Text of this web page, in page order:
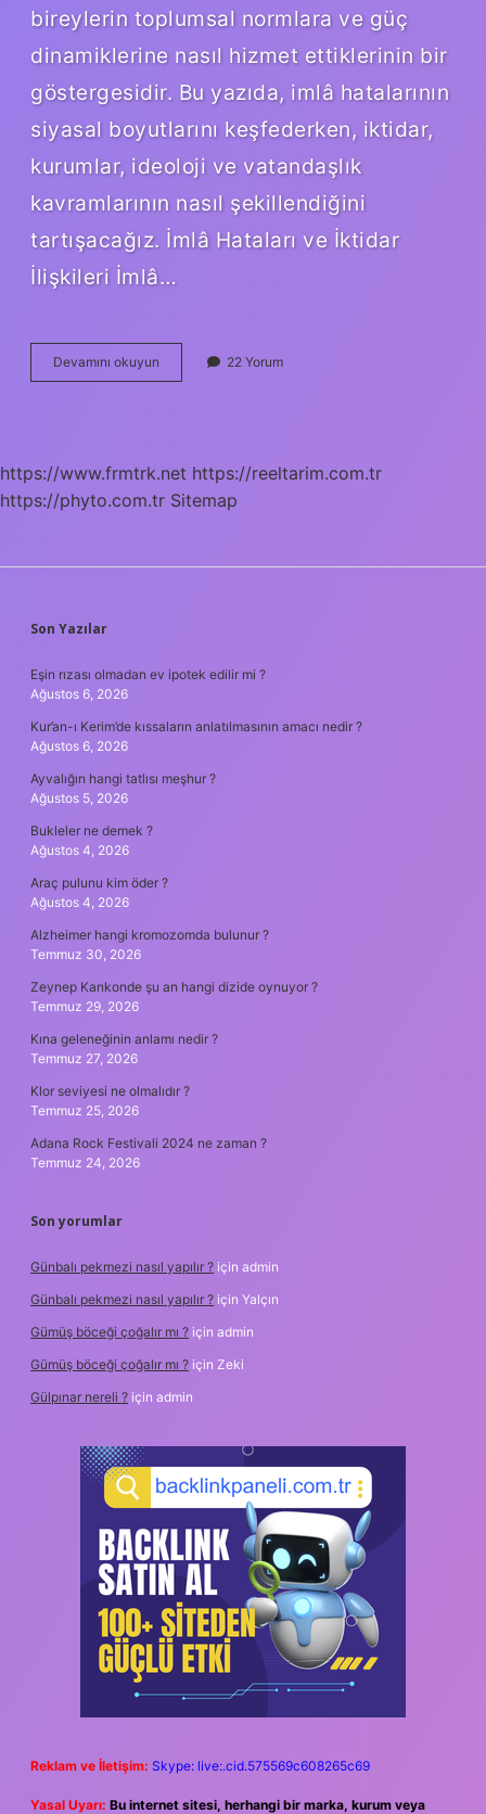
bireylerin toplumsal normlara ve güç
dinamiklerine nasıl hizmet ettiklerinin bir
göstergesidir. Bu yazıda, imlâ hatalarının
siyasal boyutlarını keşfederken, iktidar,
kurumlar, ideoloji ve vatandaşlık
kavramlarının nasıl şekillendiğini
tartışacağız. İmlâ Hataları ve İktidar
İlişkileri İmlâ…
Devamını okuyun
hataları
22 Yorum
https://www.frmtrk.net https://reeltarim.com.tr
https://phyto.com.tr Sitemap
SIDEBAR
Son Yazılar
Eşin rızası olmadan ev ipotek edilir mi ?
Ağustos 6, 2026
Kur’an-ı Kerim’de kıssaların anlatılmasının amacı nedir ?
Ağustos 6, 2026
Ayvalığın hangi tatlısı meşhur ?
Ağustos 5, 2026
Bukleler ne demek ?
Ağustos 4, 2026
Araç pulunu kim öder ?
Ağustos 4, 2026
Alzheimer hangi kromozomda bulunur ?
Temmuz 30, 2026
Zeynep Kankonde şu an hangi dizide oynuyor ?
Temmuz 29, 2026
Kına geleneğinin anlamı nedir ?
Temmuz 27, 2026
Klor seviyesi ne olmalıdır ?
Temmuz 25, 2026
Adana Rock Festivali 2024 ne zaman ?
Temmuz 24, 2026
Son yorumlar
Günbalı pekmezi nasıl yapılır ? için admin
Günbalı pekmezi nasıl yapılır ? için Yalçın
Gümüş böceği çoğalır mı ? için admin
Gümüş böceği çoğalır mı ? için Zeki
Gülpınar nereli ? için admin
Reklam ve İletişim: Skype: live:.cid.575569c608265c69
Yasal Uyarı: Bu internet sitesi, herhangi bir marka, kurum veya